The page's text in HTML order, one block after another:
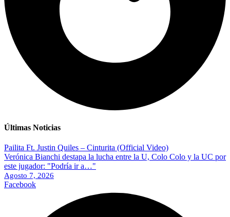
Últimas Noticias
Pailita Ft. Justin Quiles – Cinturita (Official Video)
Verónica Bianchi destapa la lucha entre la U, Colo Colo y la UC por
este jugador: "Podría ir a…"
Agosto 7, 2026
Facebook